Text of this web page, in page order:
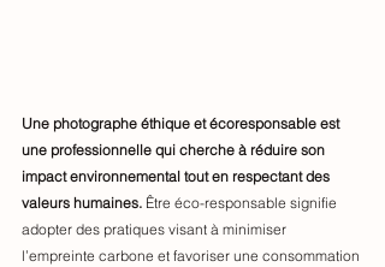
Une photographe éthique et écoresponsable est
une professionnelle qui cherche à réduire son
impact environnemental tout en respectant des
valeurs humaines. Être éco-responsable signifie
adopter des pratiques visant à minimiser
l’empreinte carbone et favoriser une consommation